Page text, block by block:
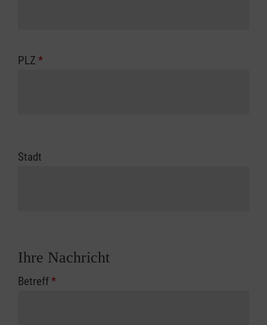
PLZ *
Stadt
Ihre Nachricht
Betreff*